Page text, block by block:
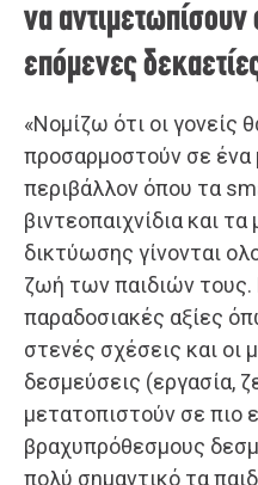
να αντιμετωπίσουν
επόμενες
«Νομίζω ότι οι γονείς
προσαρμοστούν σε ένα
περιβάλλον όπου τα
βιντεοπαιχνίδια και
δικτύωσης γίνονται
ζωή των παιδιών τους.
παραδοσιακές αξίες
στενές σχέσεις και οι
δεσμεύσεις (εργασία,
μετατοπιστούν σε πιο
βραχυπρόθεσμους
πολύ σημαντικό τα